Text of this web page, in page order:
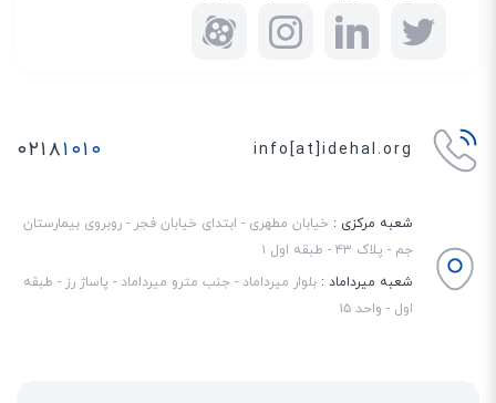
info[at]idehal.org ۰۲۱۸۱۰۱۰
شعبه مرکزی : خیابان مطهری - ابتدای خیابان فجر - روبروی بیمارستان
جم - پلاک ۴۳ - طبقه اول ۱
شعبه میرداماد : بلوار میرداماد - جنب مترو میرداماد - پاساژ رز - طبقه
اول - واحد ۱۵